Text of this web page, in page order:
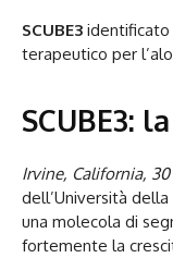
SCUBE3
terapeutico per
SCUBE3:
Irvine, California,
dell’Università
una molecola di
fortemente la